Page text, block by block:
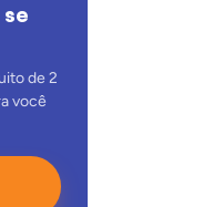
de 2
você